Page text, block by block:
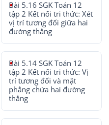
Bài 5.16 SGK Toán 12
tập 2 Kết nối tri thức: Xét
vị trí tương đối giữa hai
đường thẳng
Bài 5.14 SGK Toán 12
tập 2 Kết nối tri thức: Vị
trí tương đối và mặt
phẳng chứa hai đường
thẳng